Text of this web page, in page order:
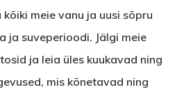
meie vanu ja uusi sõpru
ja suveperioodi. Jälgi meie
ja leia üles kuukavad ning
mis kõnetavad ning